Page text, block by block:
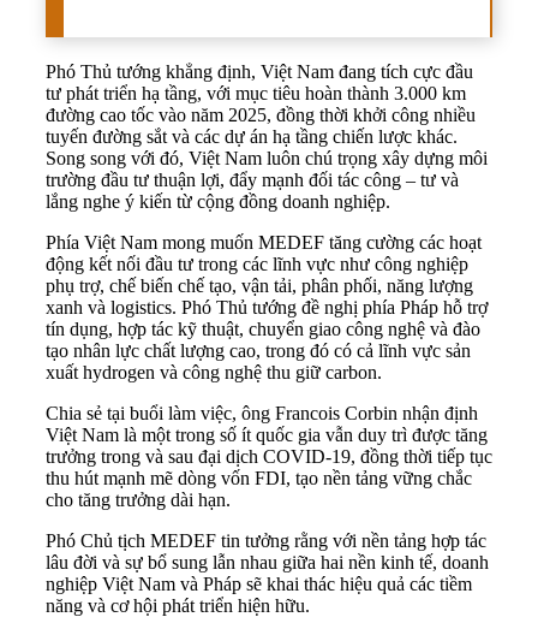
Phó Thủ tướng khẳng định, Việt Nam đang tích cực đầu
tư phát triển hạ tầng, với mục tiêu hoàn thành 3.000 km
đường cao tốc vào năm 2025, đồng thời khởi công nhiều
tuyến đường sắt và các dự án hạ tầng chiến lược khác.
Song song với đó, Việt Nam luôn chú trọng xây dựng môi
trường đầu tư thuận lợi, đẩy mạnh đối tác công – tư và
lắng nghe ý kiến từ cộng đồng doanh nghiệp.
Phía Việt Nam mong muốn MEDEF tăng cường các hoạt
động kết nối đầu tư trong các lĩnh vực như công nghiệp
phụ trợ, chế biến chế tạo, vận tải, phân phối, năng lượng
xanh và logistics. Phó Thủ tướng đề nghị phía Pháp hỗ trợ
tín dụng, hợp tác kỹ thuật, chuyển giao công nghệ và đào
tạo nhân lực chất lượng cao, trong đó có cả lĩnh vực sản
xuất hydrogen và công nghệ thu giữ carbon.
Chia sẻ tại buổi làm việc, ông Francois Corbin nhận định
Việt Nam là một trong số ít quốc gia vẫn duy trì được tăng
trưởng trong và sau đại dịch COVID-19, đồng thời tiếp tục
thu hút mạnh mẽ dòng vốn FDI, tạo nền tảng vững chắc
cho tăng trưởng dài hạn.
Phó Chủ tịch MEDEF tin tưởng rằng với nền tảng hợp tác
lâu đời và sự bổ sung lẫn nhau giữa hai nền kinh tế, doanh
nghiệp Việt Nam và Pháp sẽ khai thác hiệu quả các tiềm
năng và cơ hội phát triển hiện hữu.